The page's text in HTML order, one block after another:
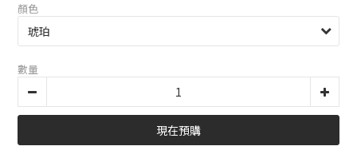
顏色
數量
現在預購